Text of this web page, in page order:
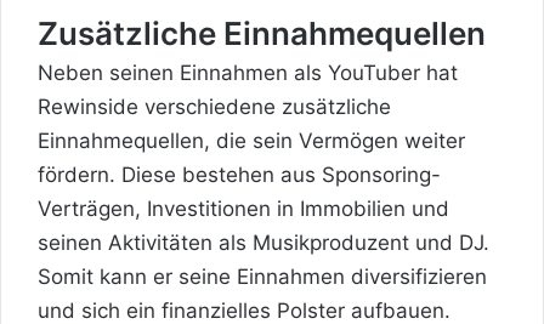
Zusätzliche Einnahmequellen
Neben seinen Einnahmen als YouTuber hat
Rewinside verschiedene zusätzliche
Einnahmequellen, die sein Vermögen weiter
fördern. Diese bestehen aus Sponsoring-
Verträgen, Investitionen in Immobilien und
seinen Aktivitäten als Musikproduzent und DJ.
Somit kann er seine Einnahmen diversifizieren
und sich ein finanzielles Polster aufbauen.